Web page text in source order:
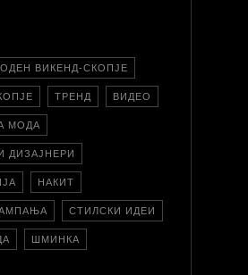
ВИКЕНД-СКОПЈЕ
ТРЕНД ВИДЕО
МОДА
ДИЗАЈНЕРИ
НАКИТ
СТИЛСКИ ИДЕИ
ШМИНКА